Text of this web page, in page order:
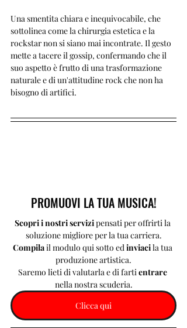
Una smentita chiara e inequivocabile, che
sottolinea come la chirurgia estetica e la
rockstar non si siano mai incontrate. Il gesto
mette a tacere il gossip, confermando che il
suo aspetto è frutto di una trasformazione
naturale e di un'attitudine rock che non ha
bisogno di artifici.
PROMUOVI LA TUA MUSICA!
Scopri i nostri servizi pensati per offrirti la
soluzione migliore per la tua carriera.
Compila il modulo qui sotto ed inviaci la tua
produzione artistica.
Saremo lieti di valutarla e di farti entrare
nella nostra scuderia.
Clicca qui